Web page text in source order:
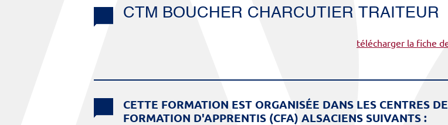
CTM BOUCHER CHARCUTIER TRAITEUR
télécharger la fiche
CETTE FORMATION EST ORGANISÉE DANS LES CENTRES DE
FORMATION D'APPRENTIS (CFA) ALSACIENS SUIVANTS :